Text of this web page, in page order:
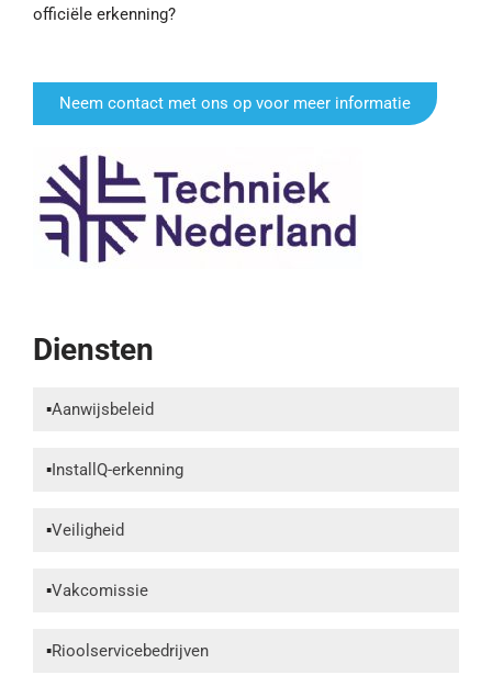
officiële erkenning?
Neem contact met ons op voor meer informatie
Diensten
Aanwijsbeleid
InstallQ-erkenning
Veiligheid
Vakcomissie
Rioolservicebedrijven